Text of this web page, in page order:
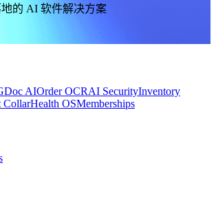
的 AI 软件解决方案
Doc AIOrder OCRAI SecurityInventory
CollarHealth OSMemberships